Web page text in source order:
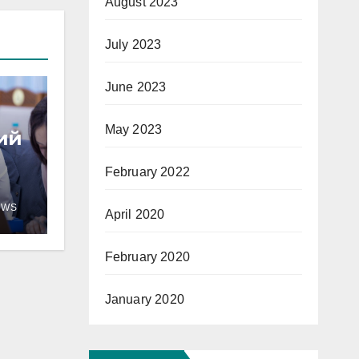
July 2023
June 2023
May 2023
February 2022
April 2020
February 2020
January 2020